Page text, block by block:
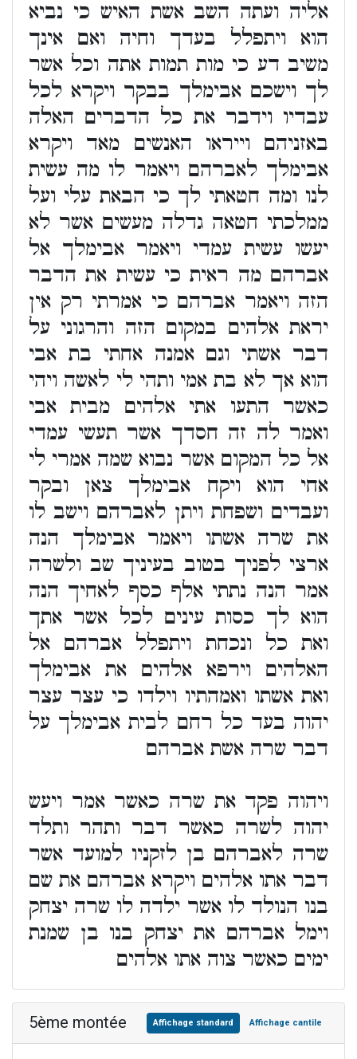
אליה ועתה השב אשת האיש כי נביא
הוא ויתפלל בעדך וחיה ואם אינך
משיב דע כי מות תמות אתה וכל אשר
לך וישכם אבימלך בבקר ויקרא לכל
עבדיו וידבר את כל הדברים האלה
באזניהם וייראו האנשים מאד ויקרא
אבימלך לאברהם ויאמר לו מה עשית
לנו ומה חטאתי לך כי הבאת עלי ועל
ממלכתי חטאה גדלה מעשים אשר לא
יעשו עשית עמדי ויאמר אבימלך אל
אברהם מה ראית כי עשית את הדבר
הזה ויאמר אברהם כי אמרתי רק אין
יראת אלהים במקום הזה והרגוני על
דבר אשתי וגם אמנה אחתי בת אבי
הוא אך לא בת אמי ותהי לי לאשה ויהי
כאשר התעו אתי אלהים מבית אבי
ואמר לה זה חסדך אשר תעשי עמדי
אל כל המקום אשר נבוא שמה אמרי לי
אחי הוא ויקח אבימלך צאן ובקר
ועבדים ושפחת ויתן לאברהם וישב לו
את שרה אשתו ויאמר אבימלך הנה
ארצי לפניך בטוב בעיניך שב ולשרה
אמר הנה נתתי אלף כסף לאחיך הנה
הוא לך כסות עינים לכל אשר אתך
ואת כל ונכחת ויתפלל אברהם אל
האלהים וירפא אלהים את אבימלך
ואת אשתו ואמהתיו וילדו כי עצר עצר
יהוה בעד כל רחם לבית אבימלך על
דבר שרה אשת אברהם
ויהוה פקד את שרה כאשר אמר ויעש
יהוה לשרה כאשר דבר ותהר ותלד
שרה לאברהם בן לזקניו למועד אשר
דבר אתו אלהים ויקרא אברהם את שם
בנו הנולד לו אשר ילדה לו שרה יצחק
וימל אברהם את יצחק בנו בן שמנת
ימים כאשר צוה אתו אלהים
5ème montée Affichage standard Affichage cantile